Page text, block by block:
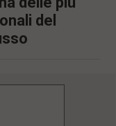
del